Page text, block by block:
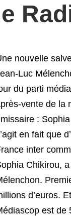
nouvelle
Luc
du parti
vente de la
:
en fait que
inter
Chikirou,
d’euros.
est de